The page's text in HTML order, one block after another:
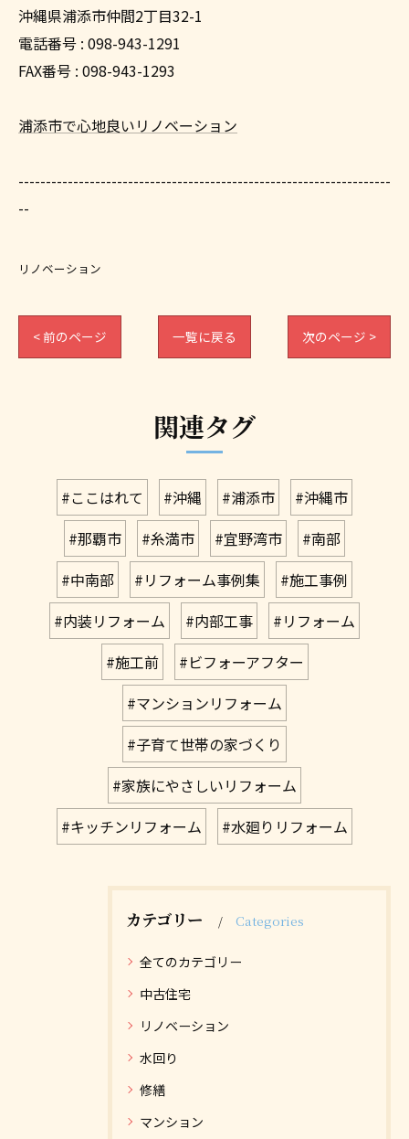
沖縄県浦添市仲間2丁目32-1
電話番号 : 098-943-1291
FAX番号 : 098-943-1293
浦添市で心地良いリノベーション
--------------------------------------------------------------------
--
リノベーション
< 前のページ 一覧に戻る 次のページ >
関連タグ
#ここはれて #沖縄 #浦添市
#沖縄市
#那覇市
#糸満市 #宜野湾市
#南部
#中南部
#リフォーム事例集
#施工事例
#内装リフォーム
#内部工事
#リフォーム
#施工前
#ビフォーアフター
#マンションリフォーム
#子育て世帯の家づくり
#家族にやさしいリフォーム
#キッチンリフォーム
#水廻りリフォーム
カテゴリー Categories
全てのカテゴリー
中古住宅
リノベーション
水回り
修繕
マンション